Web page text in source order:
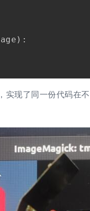
) :
实现了同一份代码在